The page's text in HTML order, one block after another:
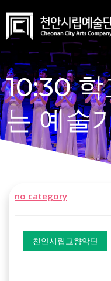
10:30
는 예술
no category
천안시립교향악단